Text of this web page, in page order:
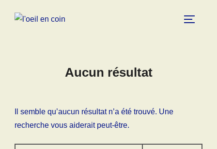
Aucun résultat
Il semble qu’aucun résultat n’a été trouvé. Une
recherche vous aiderait peut-être.